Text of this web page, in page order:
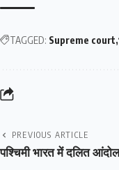
TAGGED: Supreme court
PREVIOUS ARTICLE
पश्चिमी भारत में दलित